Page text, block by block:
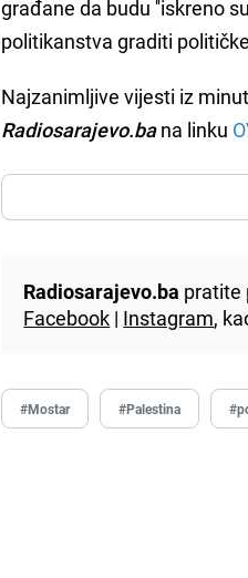
građane da budu ''iskreno
politikanstva graditi
Najzanimljive vijesti iz
Radiosarajevo.bana linku
Radiosarajevo.ba pratite
Facebook | Instagram,
#Mostar #Palestina